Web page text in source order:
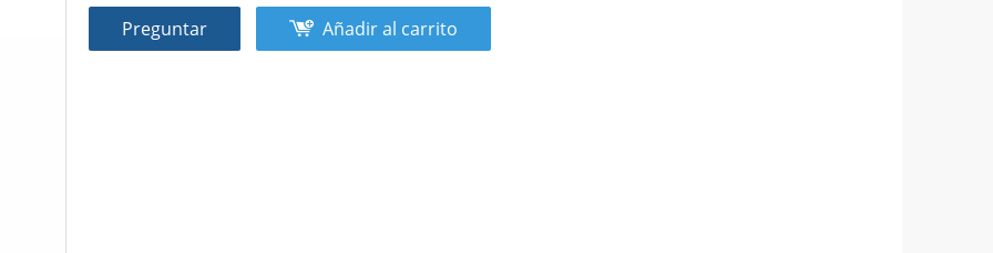
Preguntar Añadir al carrito